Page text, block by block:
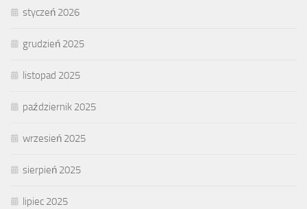
styczeń 2026
grudzień 2025
listopad 2025
październik 2025
wrzesień 2025
sierpień 2025
lipiec 2025